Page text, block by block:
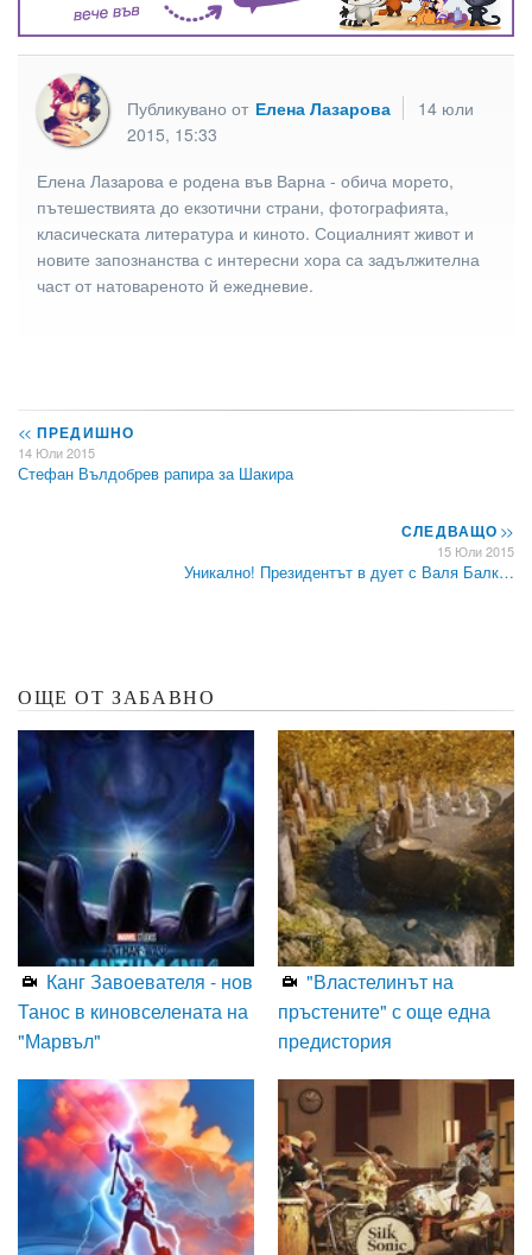
Публикувано от Елена Лазарова
14 юли
2015, 15:33
Елена Лазарова е родена във Варна - обича морето,
пътешествията до екзотични страни, фотографията,
класическата литература и киното. Социалният живот и
новите запознанства с интересни хора са задължителна
част от натовареното й ежедневие.
<< ПРЕДИШНО
14 Юли 2015
Стефан Вълдобрев рапира за Шакира
СЛЕДВАЩО>>
15 Юли 2015
Уникално! Президентът в дует с Валя Балк…
ОЩЕ ОТ ЗАБАВНО
Канг Завоевателя - нов
Танос в киновселената на
"Марвъл"
"Властелинът на
пръстените" с още една
предистория